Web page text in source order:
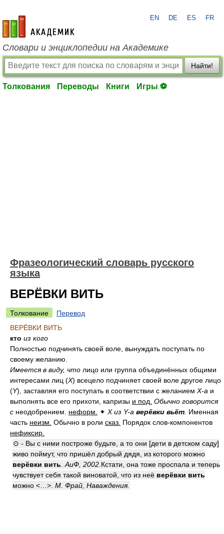
academic.ru
EN DE ES FR
Словари и энциклопедии на Академике
Найти!
Толкования Переводы Книги Игры ⚽
Фразеологический словарь русского
языка
ВЕРЁВКИ ВИТЬ
Толкование
Перевод
ВЕРЁВКИ ВИТЬ
кто из кого
Полностью подчинять своей воле, вынуждать поступать по
своему желанию.
Имеется в виду, что лицо или группа объединённых общими
интересами лиц (X) всецело подчиняет своей воле другое лицо
(Y), заставляя его поступать в соответствии с желанием Х-а и
выполнять все его прихоти, капризы и под. Обычно говорится
с неодобрением. неформ. ✦ X из Y-а верёвки вьёт Именная
часть неизм. Обычно в роли сказ. Порядок слов-компонентов
нефиксир.
⊙ - Вы с ними построже будьте, а то они [дети в детском саду]
живо поймут, что пришёл добрый дядя, из которого можно
верёвки вить АиФ, 2002 .Кстати, она тоже проспала и теперь
чувствует себя такой виноватой, что из неё верёвки вить
можно <…>. М. Фрай, Наваждения.